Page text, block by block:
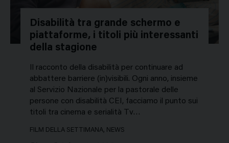
Disabilità tra grande schermo e
piattaforme, i titoli più interessanti
della stagione
Il racconto della disabilità per continuare ad
abbattere barriere (in)visibili. Ogni anno, insieme
al Servizio Nazionale per la pastorale delle
persone con disabilità CEI, facciamo il punto sui
titoli tra cinema e serialità Tv…
FILM DELLA SETTIMANA, NEWS